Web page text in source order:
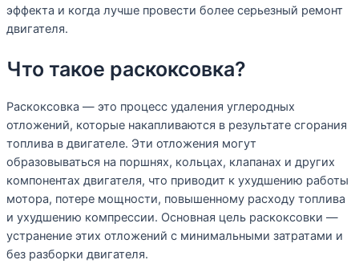
эффекта и когда лучше провести более серьезный ремонт
двигателя.
Что такое раскоксовка?
Раскоксовка — это процесс удаления углеродных
отложений, которые накапливаются в результате сгорания
топлива в двигателе. Эти отложения могут
образовываться на поршнях, кольцах, клапанах и других
компонентах двигателя, что приводит к ухудшению работы
мотора, потере мощности, повышенному расходу топлива
и ухудшению компрессии. Основная цель раскоксовки —
устранение этих отложений с минимальными затратами и
без разборки двигателя.